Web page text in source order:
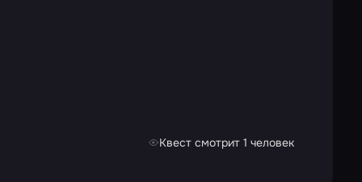
Квест смотрит 1 человек